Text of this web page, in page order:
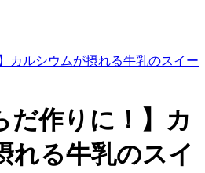
カルシウムが摂れる牛乳のスイー
だ作りに！】カ
れる牛乳のスイ